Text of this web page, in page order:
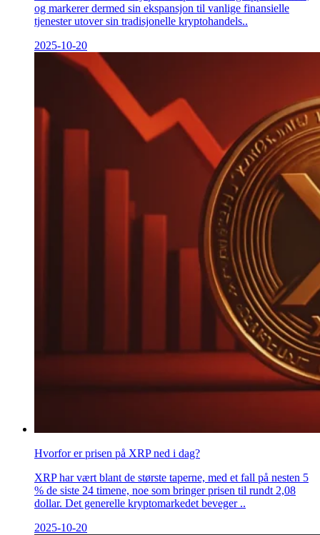
og markerer dermed sin ekspansjon til vanlige finansielle
tjenester utover sin tradisjonelle kryptohandels..
2025-10-20
Hvorfor er prisen på XRP ned i dag?
XRP har vært blant de største taperne, med et fall på nesten 5
% de siste 24 timene, noe som bringer prisen til rundt 2,08
dollar. Det generelle kryptomarkedet beveger ..
2025-10-20